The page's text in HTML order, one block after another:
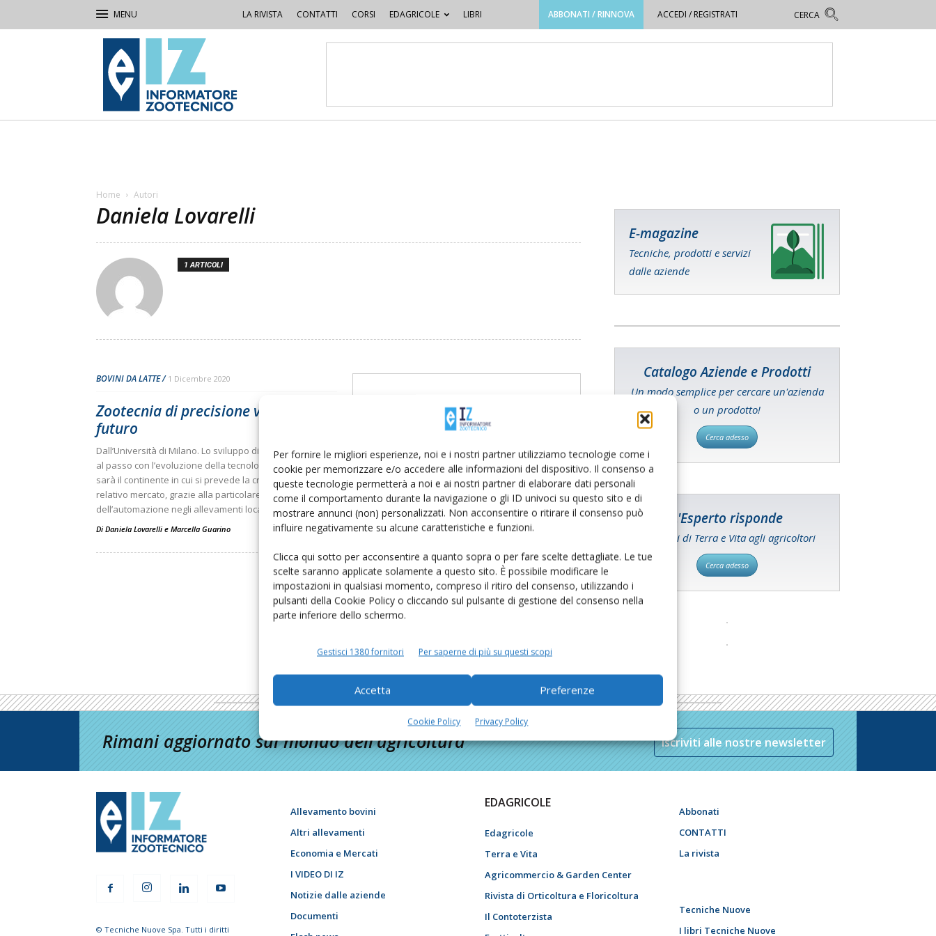
Per fornire le migliori esperienze, noi e i nostri partner utilizziamo tecnologie come i
cookie per memorizzare e/o accedere alle informazioni del dispositivo. Il consenso a
queste tecnologie permetterà a noi e ai nostri partner di elaborare dati personali
come il comportamento durante la navigazione o gli ID univoci su questo sito e di
mostrare annunci (non) personalizzati. Non acconsentire o ritirare il consenso può
influire negativamente su alcune caratteristiche e funzioni.
Clicca qui sotto per acconsentire a quanto sopra o per fare scelte dettagliate. Le tue
scelte saranno applicate solamente a questo sito. È possibile modificare le
impostazioni in qualsiasi momento, compreso il ritiro del consenso, utilizzando i
pulsanti della Cookie Policy o cliccando sul pulsante di gestione del consenso nella
parte inferiore dello schermo.
Gestisci 1380 fornitori Per saperne di più su questi scopi
Accetta Preferenze
Cookie Policy Privacy Policy
LA RIVISTA CONTATTI CORSI EDAGRICOLE LIBRI ABBONATI / RINNOVA ACCEDI / REGISTRATI
IZ
Informatore
Zootecnico
Home Autori
Daniela Lovarelli
1 ARTICOLI
BOVINI DA LATTE 1 Dicembre 2020
Zootecnia di precisione verso il
futuro
Dall’Università di Milano. Lo sviluppo di questa tecnica va
al passo con l’evoluzione della tecnologia. E l’Europa
sarà il continente in cui si prevede la crescita più alta del
relativo mercato, grazie alla particolare diffusione
dell’automazione negli allevamenti locali
Di Daniela Lovarelli e Marcella Guarino
E-magazine
Tecniche, prodotti e servizi
dalle aziende
Catalogo Aziende e Prodotti
Un modo semplice per cercare un'azienda
o un prodotto!
Cerca adesso
L'Esperto risponde
I consigli di Terra e Vita agli agricoltori
Cerca adesso
Rimani aggiornato sul mondo dell’agricoltura Iscriviti alle nostre newsletter
© Tecniche Nuove Spa. Tutti i diritti
Allevamento bovini
Altri allevamenti
Economia e Mercati
I VIDEO DI IZ
Notizie dalle aziende
Documenti
EDAGRICOLE
Edagricole
Terra e Vita
Agricommercio & Garden Center
Rivista di Orticoltura e Floricoltura
Il Contoterzista
Abbonati
CONTATTI
La rivista
Tecniche Nuove
I libri Tecniche Nuove